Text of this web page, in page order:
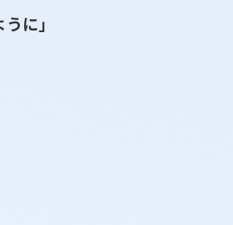
に」